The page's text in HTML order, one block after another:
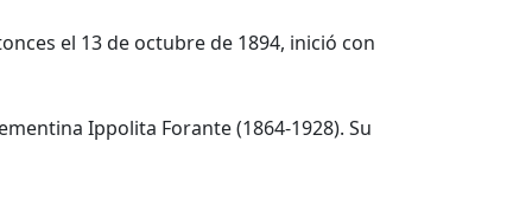
el 13 de octubre de 1894, inició con
Ippolita Forante (1864-1928). Su